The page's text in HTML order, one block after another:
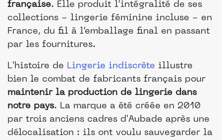
française. Elle produit l’intégralité de ses
collections - lingerie féminine incluse - en
France, du fil à l’emballage final en passant
par les fournitures.
L'histoire de Lingerie indiscrète illustre
bien le combat de fabricants français pour
maintenir la production de lingerie dans
notre pays. La marque a été créée en 2010
par trois anciens cadres d'Aubade après une
délocalisation : ils ont voulu sauvegarder la